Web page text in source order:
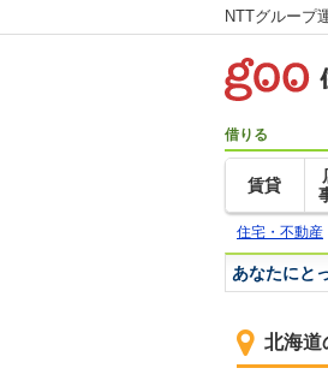
NTTグループ
借りる
賃貸
住宅・不動産
あなたにと
北海道